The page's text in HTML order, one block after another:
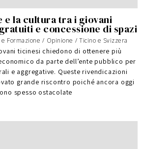
e la cultura tra i giovani
e concessione di spazi
Formazione / Opinione / Ticino e Svizzera
ticinesi chiedono di ottenere più
da parte dell’ente pubblico per
e aggregative. Queste rivendicazioni
grande riscontro poiché ancora oggi
spesso ostacolate